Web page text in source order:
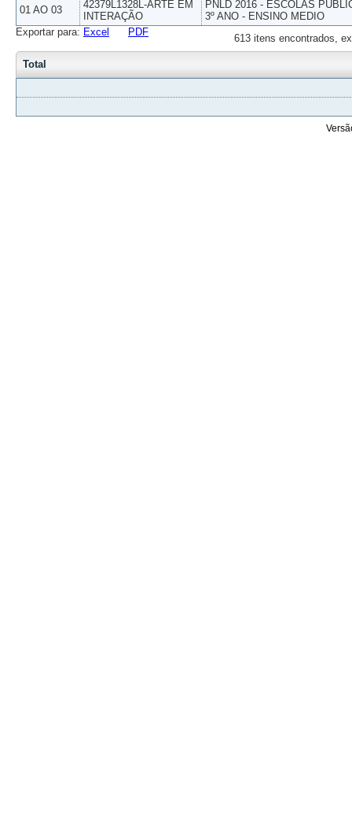
01 AO 03
42379L1328L-ARTE EM
INTERAÇÃO
PNLD 2016 - ESCOLAS
3º ANO - ENSINO MEDIO
613 itens encontrados,
Exportar para: Excel PDF
Total